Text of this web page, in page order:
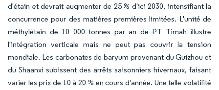
d'étain et devrait augmenter de 25 % d'ici 2030, intensifiant la
concurrence pour des matières premières limitées. L'unité de
méthylétain de 10 000 tonnes par an de PT Timah illustre
l'intégration verticale mais ne peut pas couvrir la tension
mondiale. Les carbonates de baryum provenant du Guizhou et
du Shaanxi subissent des arrêts saisonniers hivernaux, faisant
varier les prix de 10 à 20 % en cours d'année. Une telle volatilité